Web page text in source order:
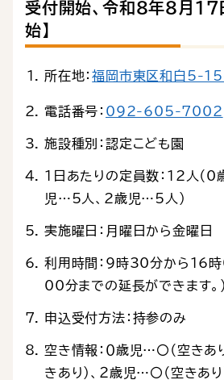
受付開始、令和８年８月
始】
所在地：福岡市東区和白5-
電話番号： 092-605-7002
施設種別：認定こども園
1日あたりの定員数：12人（
児…5人、2歳児…5人）
実施曜日：月曜日から金曜日
利用時間：9時30分から16
00分までの延長ができます。）
申込受付方法：持参のみ
空き情報：０歳児…〇（空きあ
きあり）、２歳児…〇（空きあり